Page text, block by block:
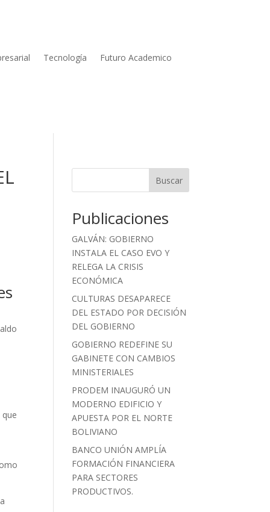
Tecnología Futuro Academico
Buscar
Publicaciones
GALVÁN: GOBIERNO
INSTALA EL CASO EVO Y
RELEGA LA CRISIS
ECONÓMICA
CULTURAS DESAPARECE
DEL ESTADO POR DECISIÓN
DEL GOBIERNO
GOBIERNO REDEFINE SU
GABINETE CON CAMBIOS
MINISTERIALES
PRODEM INAUGURÓ UN
MODERNO EDIFICIO Y
APUESTA POR EL NORTE
BOLIVIANO
BANCO UNIÓN AMPLÍA
FORMACIÓN FINANCIERA
PARA SECTORES
PRODUCTIVOS.